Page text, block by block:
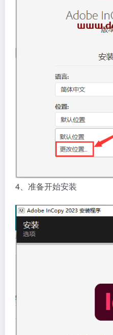
4、准备开始安装